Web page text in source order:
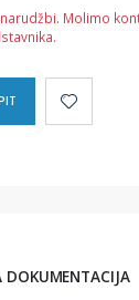
Molimo
DOKUMENTACIJA